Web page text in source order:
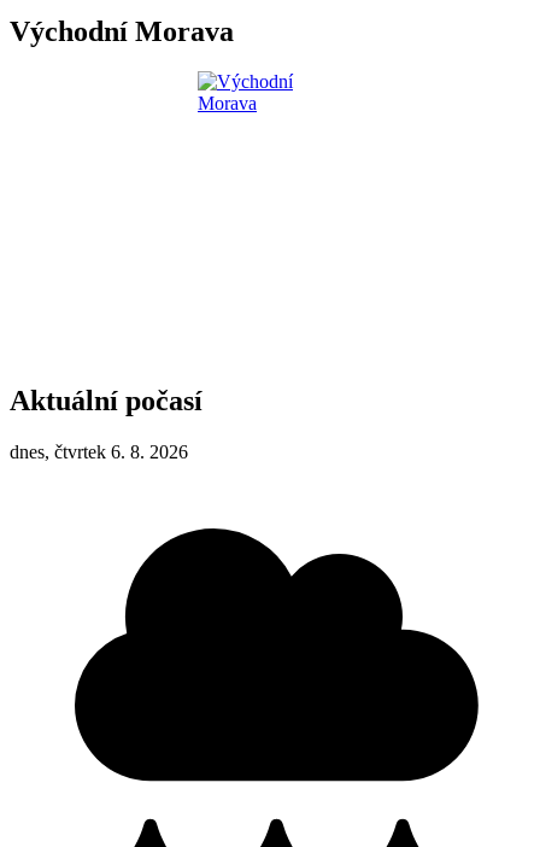
Východní Morava
Aktuální počasí
dnes, čtvrtek 6. 8. 2026